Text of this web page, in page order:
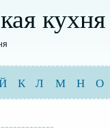
кухня
К Л М Н О